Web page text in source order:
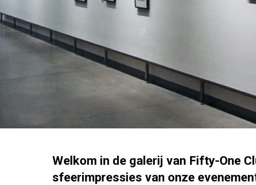
Welkom in de galerij van Fifty-One
sfeerimpressies van onze